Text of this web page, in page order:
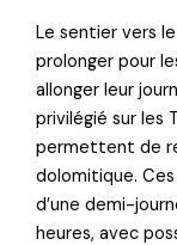
Le sentier vers le
prolonger pour
allonger leur
privilégié sur les
permettent de
dolomitique.
d’une demi-
heures, avec